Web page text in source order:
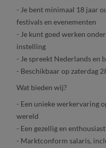
- Je bent minimaal 18 jaar
festivals en evenementen
- Je kunt goed werken
instelling
- Je spreekt Nederlands en
- Beschikbaar op zaterdag
Wat bieden wij?
- Een unieke werkervaring
wereld
- Een gezellig en
- Marktconform salaris,